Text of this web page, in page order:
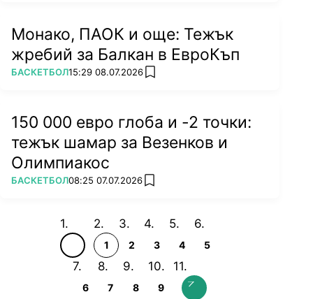
Монако, ПАОК и още: Тежък
жребий за Балкан в ЕвроКъп
ПОВЕЧЕ ОТ
БАСКЕТБОЛ15:29 08.07.2026 add favorites
150 000 евро глоба и -2 точки:
тежък шамар за Везенков и
Олимпиакос
ПОВЕЧЕ ОТ
БАСКЕТБОЛ08:25 07.07.2026 add favorites
1 2 3 4 5
6 7 8 9